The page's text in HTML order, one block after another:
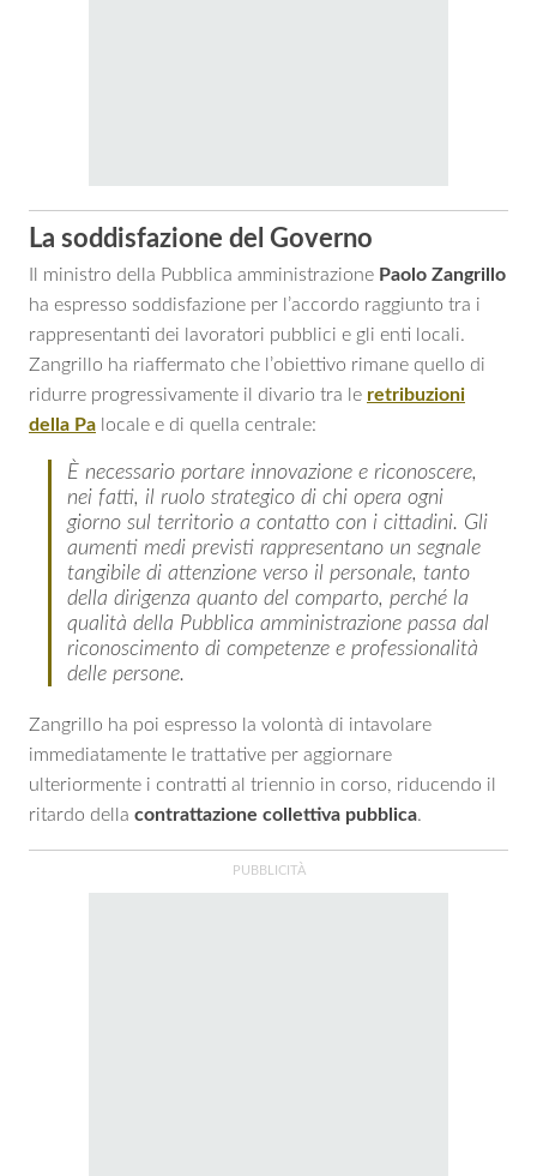
La soddisfazione del Governo
Il ministro della Pubblica amministrazione Paolo Zangrillo
ha espresso soddisfazione per l’accordo raggiunto tra i
rappresentanti dei lavoratori pubblici e gli enti locali.
Zangrillo ha riaffermato che l’obiettivo rimane quello di
ridurre progressivamente il divario tra le retribuzioni
della Pa locale e di quella centrale:
È necessario portare innovazione e riconoscere,
nei fatti, il ruolo strategico di chi opera ogni
giorno sul territorio a contatto con i cittadini. Gli
aumenti medi previsti rappresentano un segnale
tangibile di attenzione verso il personale, tanto
della dirigenza quanto del comparto, perché la
qualità della Pubblica amministrazione passa dal
riconoscimento di competenze e professionalità
delle persone.
Zangrillo ha poi espresso la volontà di intavolare
immediatamente le trattative per aggiornare
ulteriormente i contratti al triennio in corso, riducendo il
ritardo della contrattazione collettiva pubblica.